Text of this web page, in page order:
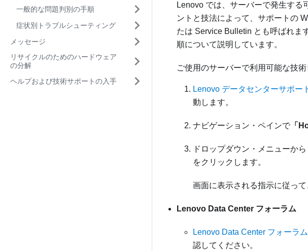
一般的な問題判別の手順
症状別トラブルシューティング
メッセージ
リサイクルのためのハードウェア
の分解
ヘルプおよび技術サポートの入手
Lenovo では、サーバーで発生する
ントと技法によって、サポートの
たは Service Bulletin とも呼ばれま
順について説明しています。
ご使用のサーバーで利用可能な技
Lenovo データセンターサポー
動します。
ナビゲーション・ペインで「
ドロップダウン・メニューから
をクリックします。
画面に表示される指示に従っ
Lenovo Data Center フォーラム
Lenovo Data Center フォーラム
認してください。